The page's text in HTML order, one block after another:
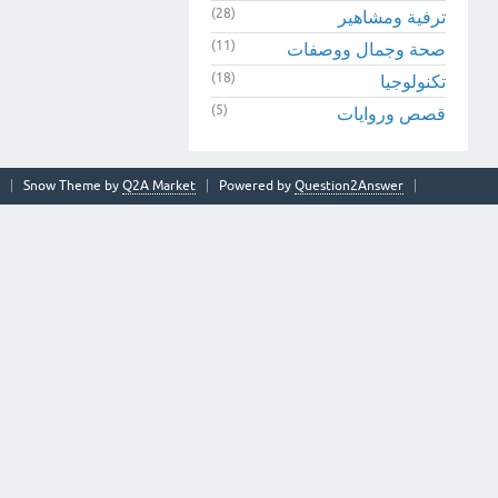
ترفية ومشاهير (28)
صحة وجمال ووصفات (11)
تكنولوجيا (18)
قصص وروايات (5)
Snow Theme by Q2A Market Powered by Question2Answer